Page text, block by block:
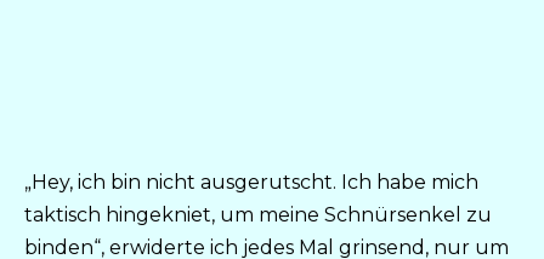
„Hey, ich bin nicht ausgerutscht. Ich habe mich
taktisch hingekniet, um meine Schnürsenkel zu
binden“, erwiderte ich jedes Mal grinsend, nur um